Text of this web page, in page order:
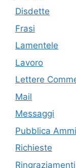
Disdette
Frasi
Lamentele
Lavoro
Lettere
Mail
Messaggi
Pubblica
Richieste
Ringraziamenti